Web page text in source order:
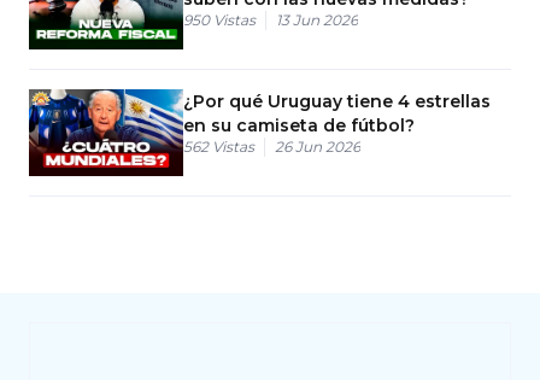
950 Vistas 13 Jun 2026
¿Por qué Uruguay tiene 4 estrellas
en su camiseta de fútbol?
562 Vistas 26 Jun 2026